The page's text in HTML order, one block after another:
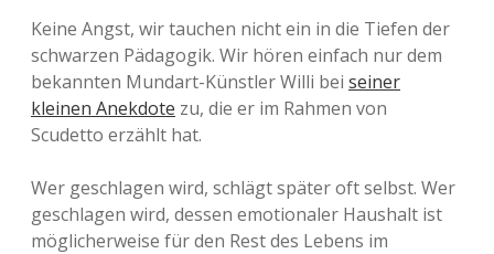
Keine Angst, wir tauchen nicht ein in die Tiefen der
schwarzen Pädagogik. Wir hören einfach nur dem
bekannten Mundart-Künstler Willi bei seiner
kleinen Anekdote zu, die er im Rahmen von
Scudetto erzählt hat.
Wer geschlagen wird, schlägt später oft selbst. Wer
geschlagen wird, dessen emotionaler Haushalt ist
möglicherweise für den Rest des Lebens im